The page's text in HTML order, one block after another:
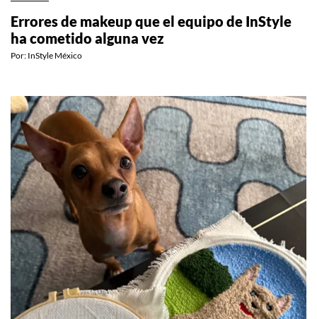
Errores de makeup que el equipo de InStyle
ha cometido alguna vez
Por: InStyle México